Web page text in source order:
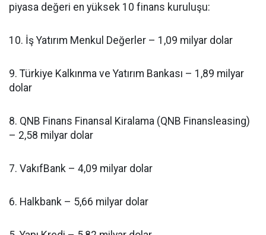
piyasa değeri en yüksek 10 finans kuruluşu:
10. İş Yatırım Menkul Değerler – 1,09 milyar dolar
9. Türkiye Kalkınma ve Yatırım Bankası – 1,89 milyar
dolar
8. QNB Finans Finansal Kiralama (QNB Finansleasing)
– 2,58 milyar dolar
7. VakıfBank – 4,09 milyar dolar
6. Halkbank – 5,66 milyar dolar